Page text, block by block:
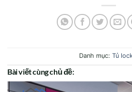
Danh mục: Tủ
Bài viết cùng chủ đề: